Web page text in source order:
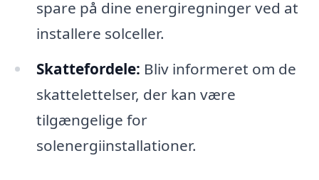
spare på dine energiregninger ved at
installere solceller.
Skattefordele: Bliv informeret om de
skattelettelser, der kan være
tilgængelige for
solenergiinstallationer.